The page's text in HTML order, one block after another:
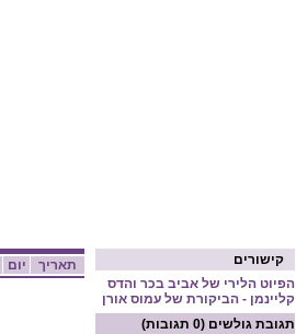
יום תאריך
קישורים
הפיוט הלירי של אביב בכר והדס
קליינמן - הביקורת של עמוס אורן
תגובת גולשים (0 תגובות)